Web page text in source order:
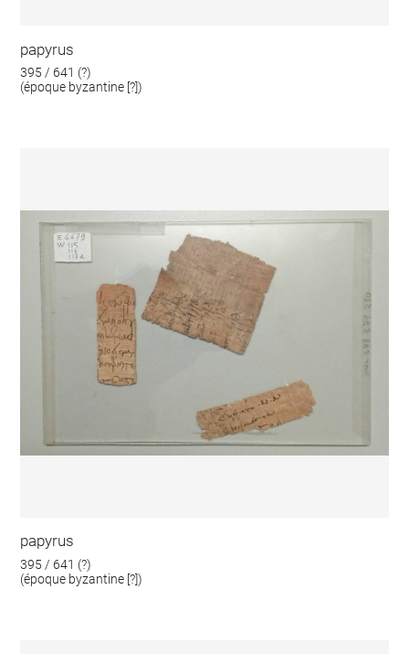
papyrus
395 / 641 (?)
(époque byzantine [?])
papyrus
395 / 641 (?)
(époque byzantine [?])